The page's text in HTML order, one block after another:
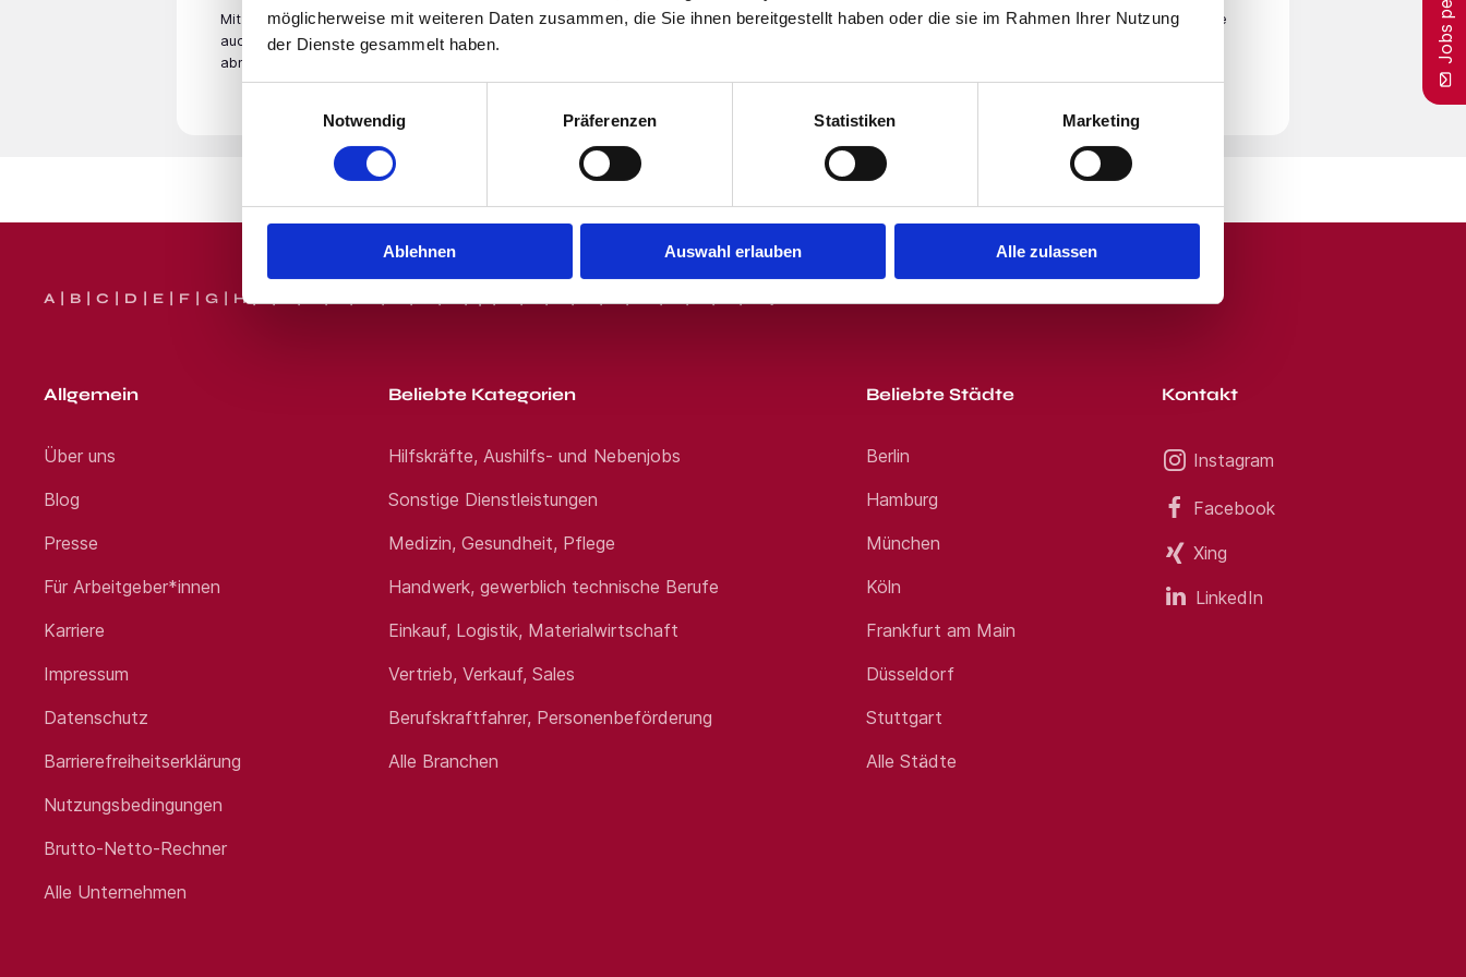
möglicherweise mit weiteren Daten zusammen, die Sie ihnen bereitgestellt haben oder die sie im Rahmen Ihrer Nutzung
der Dienste gesammelt haben.
Notwendig
Präferenzen Statistiken Marketing
Ablehnen Auswahl erlauben Alle zulassen
innerhalb eines Tages bei Ihnen. Wir freuen uns auf Ihre Bewerbung! Noch Fragen? Kontaktieren Sie uns
telefonisch oder per WhatsApp, SMS oder E-Mail. Wir sind für Sie da. Kontaktmöglichkeiten Nadine
Thomas Telefon: Jetzt bewerben WhatsApp: Jetzt bewerben E-Mail: Jetzt bewerben Smart-recruiting.de -
Das Jobportal für Augenoptiker und Augenoptikerinnen *Für jede qualifizierte Bewerbung von Ihnen,
Neu-Isenburg
Mit der Eingabe Deiner E-Mail­adresse und dem Klicken des "Jobangebote per E-Mail"-Buttons stimmst Du unseren Nutzungsbedingungen zu. Beachte
auch unsere Datenschutzerklärung. Du erhältst von uns passende Jobangebote per E-Mail. Du kannst Dich jeder Zeit von unserem E-Mail-Service
abmelden.
A B C D E F G H
Allgemein
Über uns
Blog
Presse
Für Arbeitgeber*innen
Karriere
Impressum
Datenschutz
Barrierefreiheitserklärung
Nutzungsbedingungen
Brutto-Netto-Rechner
Alle Unternehmen
Beliebte Kategorien
Hilfskräfte, Aushilfs- und Nebenjobs
Sonstige Dienstleistungen
Medizin, Gesundheit, Pflege
Handwerk, gewerblich technische Berufe
Einkauf, Logistik, Materialwirtschaft
Vertrieb, Verkauf, Sales
Berufskraftfahrer, Personenbeförderung
Alle Branchen
Beliebte Städte
Berlin
Hamburg
München
Köln
Frankfurt am Main
Düsseldorf
Stuttgart
Alle Städte
Kontakt
Instagram
Facebook
Xing
LinkedIn